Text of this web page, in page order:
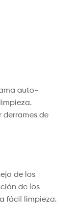
auto-
de
de los
de los
fácil limpieza.